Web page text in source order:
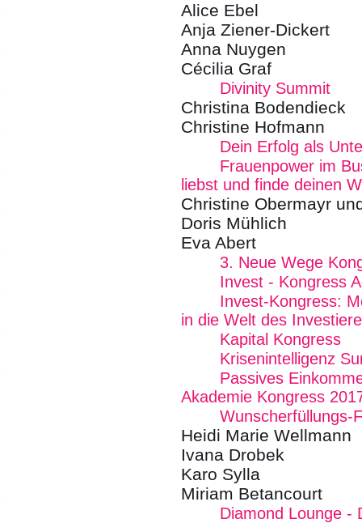
Alice Ebel
Anja Ziener-Dickert
Anna Nuygen
Cécilia Graf
Divinity Summit
Christina Bodendieck
Christine Hofmann
Dein Erfolg als
Frauenpower im
liebst und finde deinen
Christine Obermayr
Doris Mühlich
Eva Abert
3. Neue Wege
Invest - Kongress
Invest-Kongress:
in die Welt des
Kapital Kongress
Krisenintelligenz
Passives
Akademie Kongress
Wunscherfüllungs-
Heidi Marie Wellmann
Ivana Drobek
Karo Sylla
Miriam Betancourt
Diamond Lounge -